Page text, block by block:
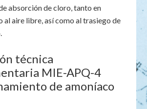
absorción de cloro, tanto en
al aire libre, así como al trasiego de
técnica
MIE-APQ-4
de amoníaco